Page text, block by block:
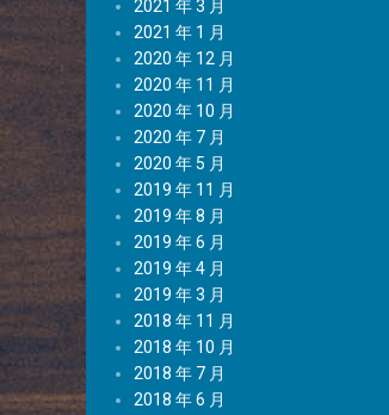
2021 年 3 月
2021 年 1 月
2020 年 12 月
2020 年 11 月
2020 年 10 月
2020 年 7 月
2020 年 5 月
2019 年 11 月
2019 年 8 月
2019 年 6 月
2019 年 4 月
2019 年 3 月
2018 年 11 月
2018 年 10 月
2018 年 7 月
2018 年 6 月